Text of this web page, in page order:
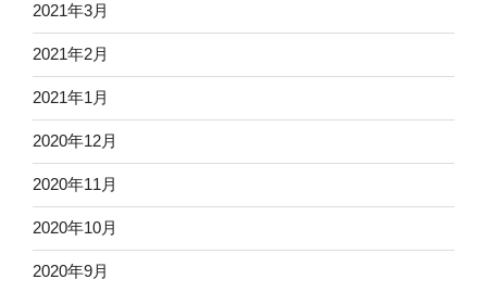
2021年3月
2021年2月
2021年1月
2020年12月
2020年11月
2020年10月
2020年9月